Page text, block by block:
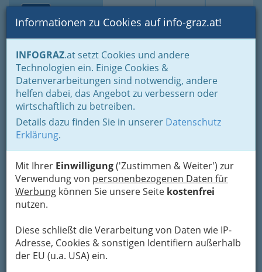
Suche Login Toggle
Informationen zu Cookies auf info-graz.at!
INFOGRAZ.at setzt Cookies und andere
Technologien ein. Einige Cookies &
Datenverarbeitungen sind notwendig, andere
helfen dabei, das Angebot zu verbessern oder
wirtschaftlich zu betreiben.
Details dazu finden Sie in unserer Datenschutz
Erklärung.
Mit Ihrer Einwilligung('Zustimmen & Weiter') zur
Verwendung von personenbezogenen Daten für
Werbung können Sie unsere Seite kostenfrei
nutzen.
Diese schließt die Verarbeitung von Daten wie IP-
Adresse, Cookies & sonstigen Identifiern außerhalb
der EU (u.a. USA) ein.
Home Branchen Bildung & Weiterbildung
Volksschule Afritsch
Marschallgasse 19, 8020 Graz
+43 316 713 425
+43 316 713 425
Integrationsklassen am Rosenberggürtel 12
(dislozierte Klassen)
Tel: 0316 / 323015-17 oder -50
Karte
Adresse mit Google Maps anschauen